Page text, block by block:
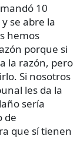
10
se abre la
hemos
porque si
la razón, pero
Si nosotros
les da la
sería
de
que sí tienen